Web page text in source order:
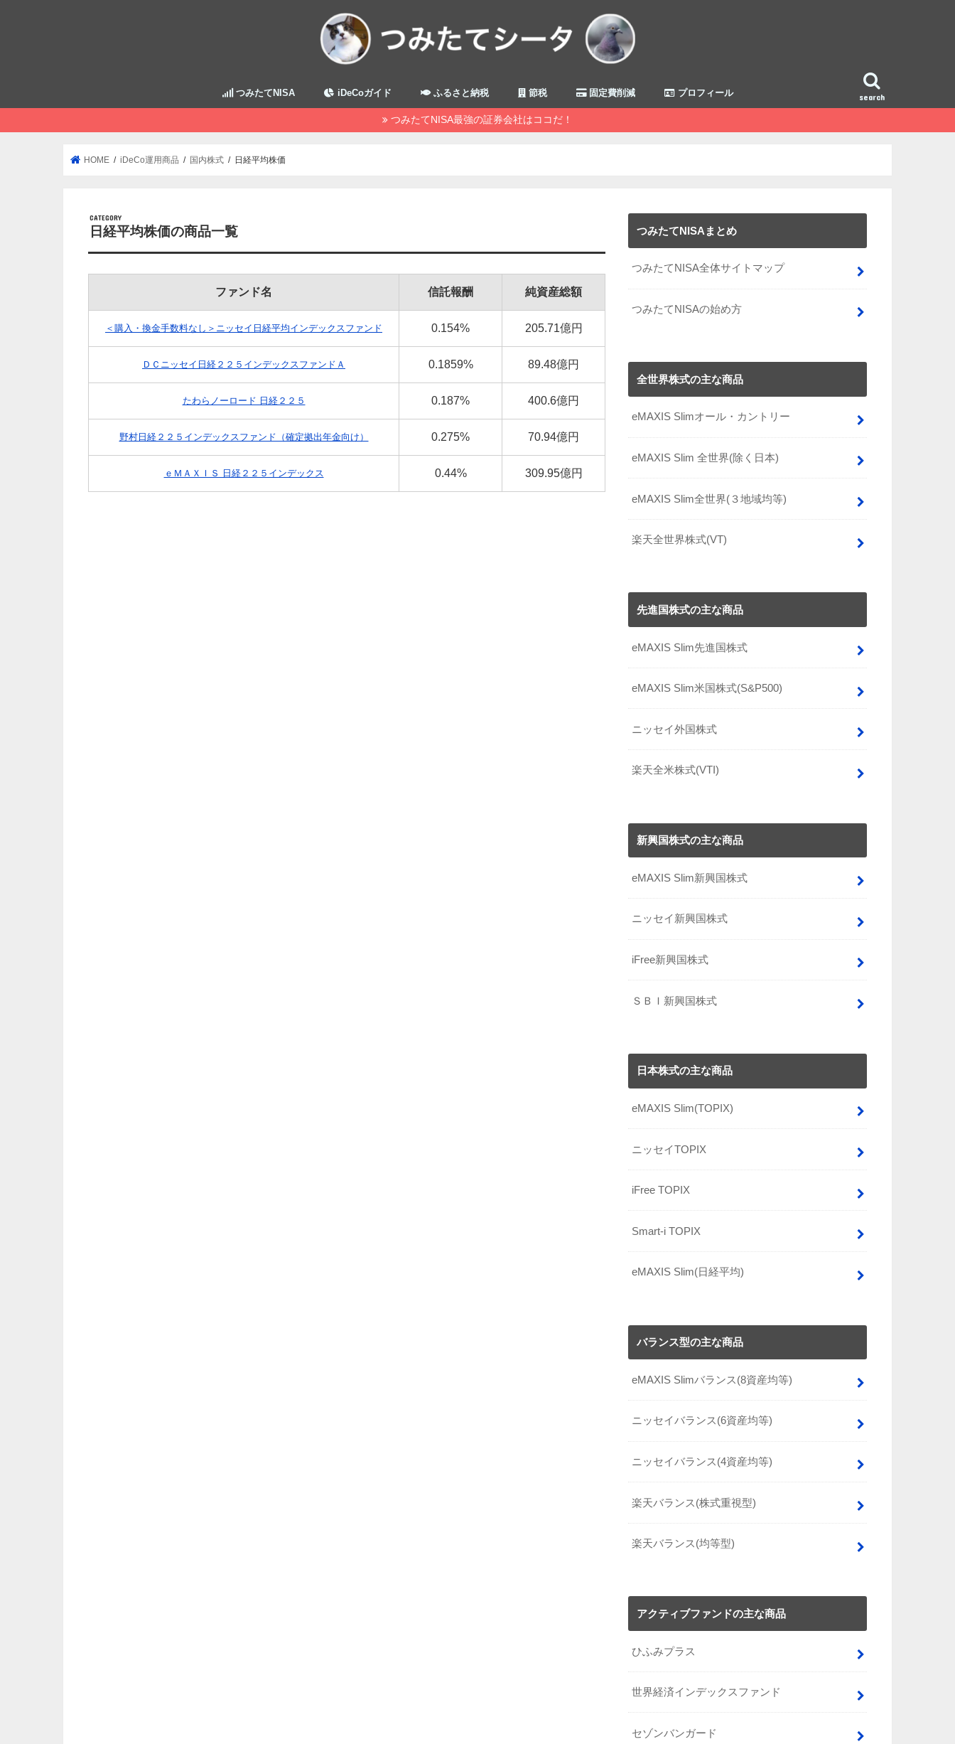
search
つみたてNISA iDeCoガイド ふるさと納税 節税 固定費削減 プロフィール
つみたてNISA最強の証券会社はココだ！
HOME iDeCo運用商品 国内株式 日経平均株価
日経平均株価の商品一覧
ファンド名 信託報酬 純資産総額
＜購入・換金手数料なし＞ニッセイ日経平均インデックスファンド 0.154% 205.71億円
ＤＣニッセイ日経２２５インデックスファンドＡ 0.1859% 89.48億円
たわらノーロード 日経２２５ 0.187% 400.6億円
野村日経２２５インデックスファンド（確定拠出年金向け） 0.275% 70.94億円
ｅＭＡＸＩＳ 日経２２５インデックス 0.44% 309.95億円
つみたてNISAまとめ
つみたてNISA全体サイトマップ
つみたてNISAの始め方
全世界株式の主な商品
eMAXIS Slimオール・カントリー
eMAXIS Slim 全世界(除く日本)
eMAXIS Slim全世界(３地域均等)
楽天全世界株式(VT)
先進国株式の主な商品
eMAXIS Slim先進国株式
eMAXIS Slim米国株式(S&P500)
ニッセイ外国株式
楽天全米株式(VTI)
新興国株式の主な商品
eMAXIS Slim新興国株式
ニッセイ新興国株式
iFree新興国株式
ＳＢＩ新興国株式
日本株式の主な商品
eMAXIS Slim(TOPIX)
ニッセイTOPIX
iFree TOPIX
Smart-i TOPIX
eMAXIS Slim(日経平均)
バランス型の主な商品
eMAXIS Slimバランス(8資産均等)
ニッセイバランス(6資産均等)
ニッセイバランス(4資産均等)
楽天バランス(株式重視型)
楽天バランス(均等型)
アクティブファンドの主な商品
ひふみプラス
世界経済インデックスファンド
セゾンバンガード